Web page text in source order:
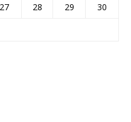
27 28 29
30